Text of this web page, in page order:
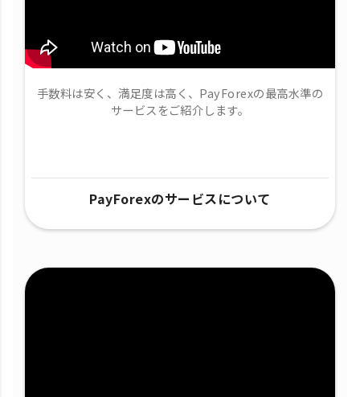
手数料は安く、満足度は高く、PayForexの最高水準の
サービスをご紹介します。
PayForexのサービスについて